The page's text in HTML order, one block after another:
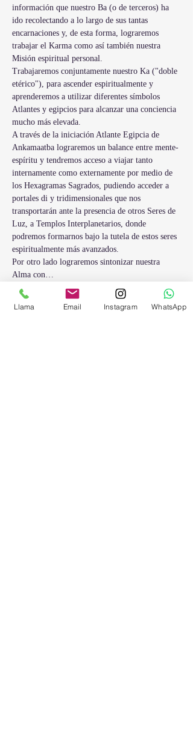
información que nuestro Ba (o de terceros) ha
ido recolectando a lo largo de sus tantas
encarnaciones y, de esta forma, lograremos
trabajar el Karma como así también nuestra
Misión espiritual personal.
Trabajaremos conjuntamente nuestro Ka ("doble
etérico"), para ascender espiritualmente y
aprenderemos a utilizar diferentes símbolos
Atlantes y egipcios para alcanzar una conciencia
mucho más elevada.
A través de la iniciación Atlante Egipcia de
Ankamaatba lograremos un balance entre mente-
espíritu y tendremos acceso a viajar tanto
internamente como externamente por medio de
los Hexagramas Sagrados, pudiendo acceder a
portales di y tridimensionales que nos
transportarán ante la presencia de otros Seres de
Luz, a Templos Interplanetarios, donde
podremos formarnos bajo la tutela de estos seres
espiritualmente más avanzados.
Por otro lado lograremos sintonizar nuestra
Alma con…
Mostrar más
Llama Email Instagram WhatsApp